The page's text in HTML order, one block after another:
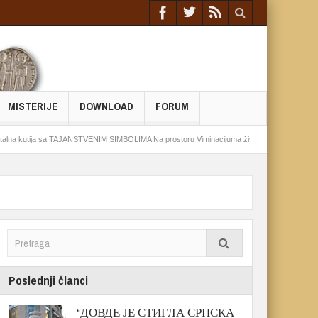
MISTERIJE DOWNLOAD FORUM
sa TAJANSTVENIM SIMBOLIMA Na prostoru Viminacijuma živeo drevni pokret
Poslednji članci
“ДОВДЕ ЈЕ СТИГЛА СРПСКА